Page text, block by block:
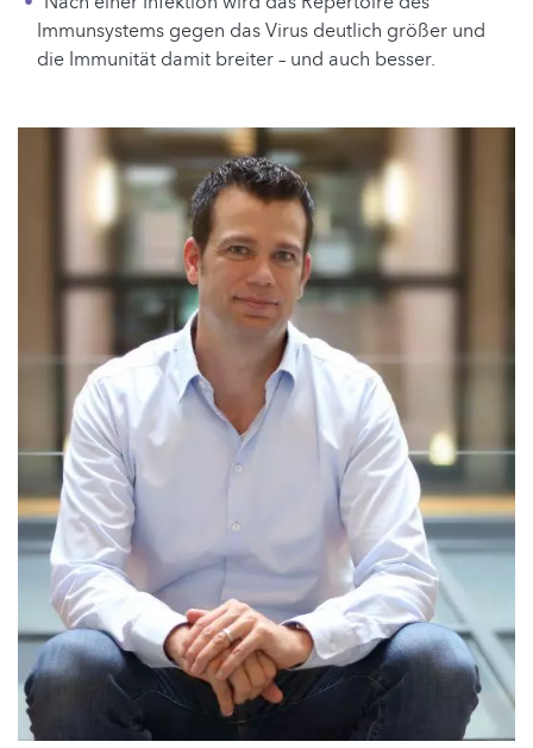
Immunsystems gegen das Virus deutlich größer und
die Immunität damit breiter – und auch besser.